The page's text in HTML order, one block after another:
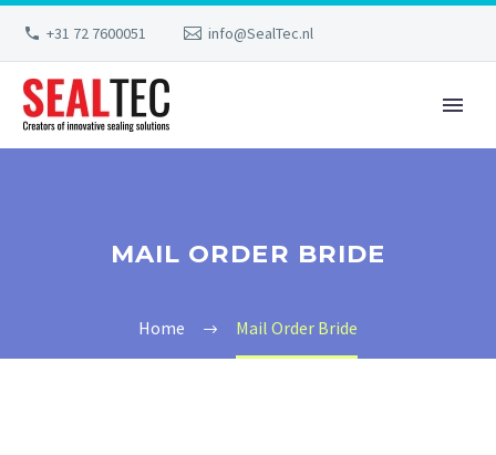
+31 72 7600051 info@SealTec.nl
MAIL ORDER BRIDE
Home Mail Order Bride